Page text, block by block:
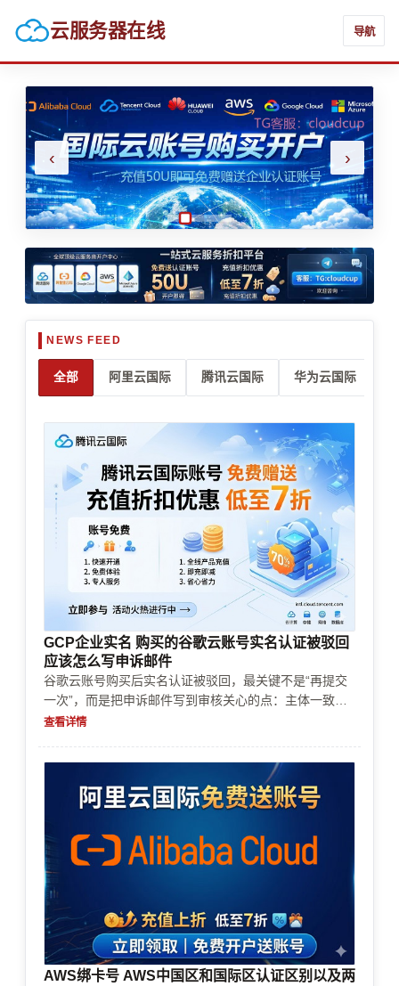
云服务器在线 导航
‹ ›
全部 阿里云国际 腾讯云国际 华为云国际
GCP企业实名 购买的谷歌云账号实名认证被驳回
应该怎么写申诉邮件
谷歌云账号购买后实名认证被驳回，最关键不是“再提交
一次”，而是把申诉邮件写到审核关心的点：主体一致
性、材料可核验、支付与风控记录、企业认证路径与资源
查清单，帮助你降低被再次驳回的概率，并把成本控制在
查看详情
AWS绑卡号 AWS中国区和国际区认证区别以及两